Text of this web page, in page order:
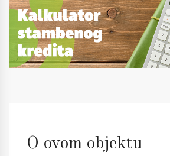
O ovom objektu